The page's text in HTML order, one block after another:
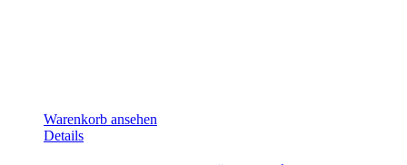
Warenkorb ansehen
Details